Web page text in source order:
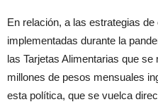
En relación, a las estrategias
implementadas durante la
las Tarjetas Alimentarias que
millones de pesos mensuales
esta política, que se vuelca